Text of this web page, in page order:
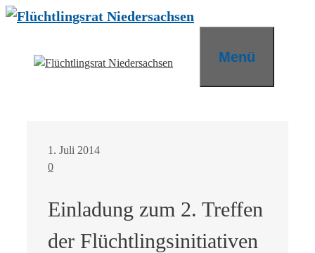
Zum
Menü
1. Juli 2014
0
Einladung zum 2. Treffen
der Flüchtlingsinitiativen